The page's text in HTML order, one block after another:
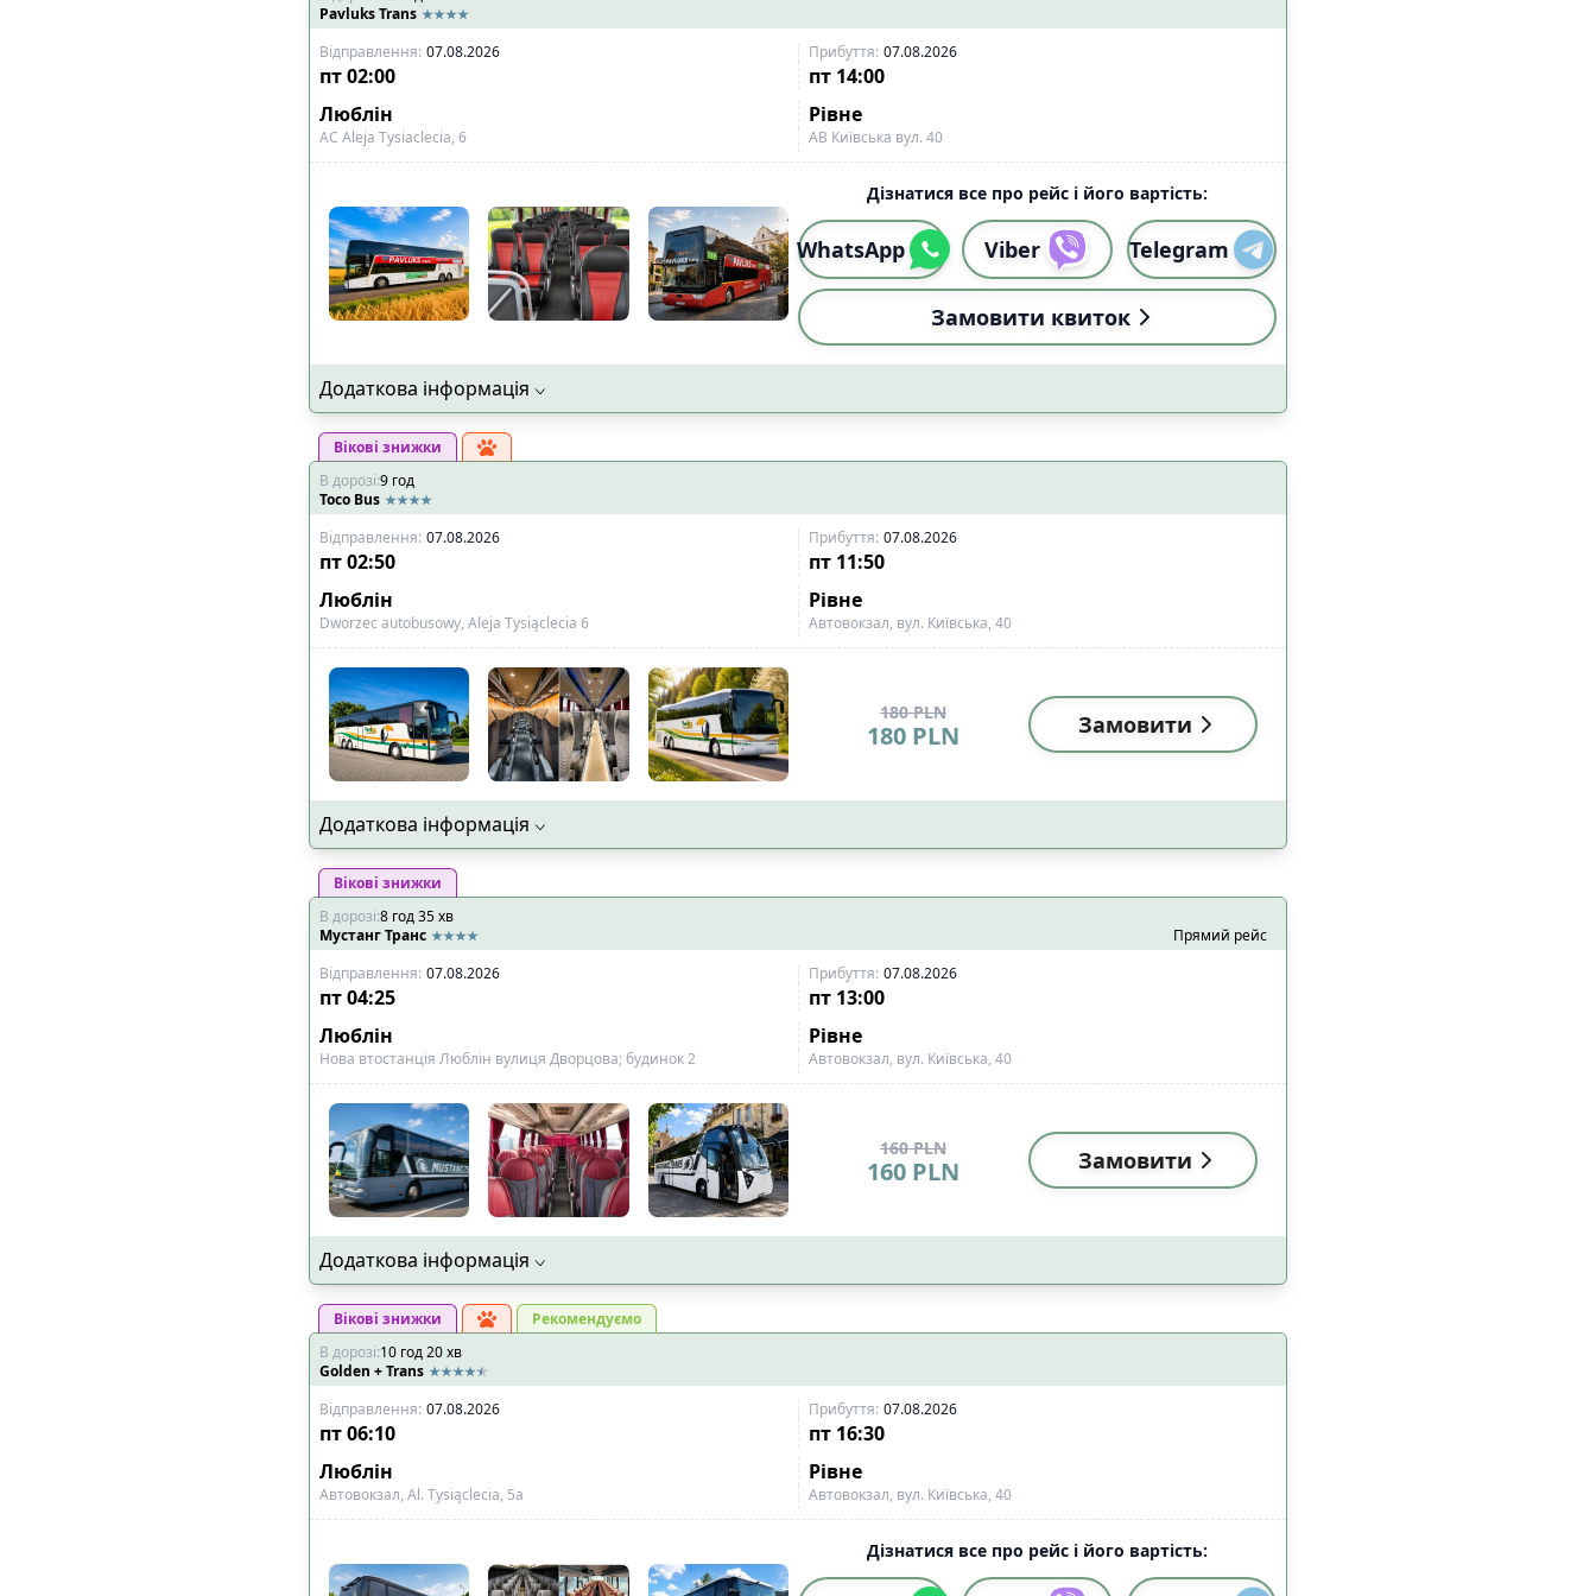
Pavluks Trans
Відправлення: 07.08.2026 Прибуття: 07.08.2026
пт02:00 пт 14:00
Люблін
Рівне
АС Aleja Tysiaclecia, 6 АВ Київська вул. 40
Дізнатися все про рейс і його вартість:
WhatsApp Viber Telegram
Замовити квиток
Додаткова інформація
Вікові знижки
В дорозі:9 год
Toco Bus
Відправлення: 07.08.2026 Прибуття: 07.08.2026
пт02:50 пт 11:50
Люблін
Рівне
Dworzec autobusowy, Aleja Tysiąclecia 6 Автовокзал, вул. Київська, 40
180 PLN
180 PLN Замовити
Додаткова інформація
Вікові знижки
В дорозі:8 год35хв
Мустанг Транс
Прямий рейс
Відправлення: 07.08.2026 Прибуття: 07.08.2026
пт04:25 пт 13:00
Люблін
Рівне
Нова втостанція Люблін вулиця Дворцова; будинок 2 Aвтовокзал, вул. Київська, 40
160 PLN
160 PLN Замовити
Додаткова інформація
Вікові знижки
Рекомендуємо
В дорозі:10 год20хв
Golden + Trans
Відправлення: 07.08.2026 Прибуття: 07.08.2026
пт06:10 пт 16:30
Люблін
Рівне
Автовокзал, Al. Tysiąclecia, 5a Aвтовокзал, вул. Київська, 40
Дізнатися все про рейс і його вартість: